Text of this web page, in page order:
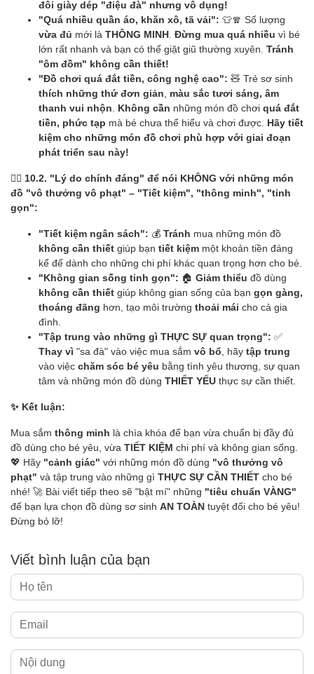
đôi giày dép "điệu đà" nhưng vô dụng!
"Quá nhiều quần áo, khăn xô, tã vải": 👕🧣 Số lượng
vừa đủ mới là THÔNG MINH Đừng mua quá nhiều vì bé
lớn rất nhanh và bạn có thể giặt giũ thường xuyên. Tránh
"ôm đồm" không cần thiết!
"Đồ chơi quá đắt tiền, công nghệ cao": 🧸 Trẻ sơ sinh
thích những thứ đơn giản
màu sắc tươi sáng, âm
thanh vui nhộn
Không cần những món đồ chơi quá đắt
tiền, phức tạp mà bé chưa thể hiểu và chơi được. Hãy tiết
kiệm cho những món đồ chơi phù hợp với giai đoạn
phát triển sau này!
🙅‍♀️ 10.2. "Lý do chính đáng" để nói KHÔNG với những món
đồ "vô thưởng vô phạt" – "Tiết kiệm", "thông minh", "tinh
gọn":
"Tiết kiệm ngân sách": 💰 Tránh mua những món đồ
không cần thiết giúp bạn tiết kiệm một khoản tiền đáng
kể để dành cho những chi phí khác quan trọng hơn cho bé.
"Không gian sống tinh gọn": 🏠 Giảm thiểu đồ dùng
không cần thiết giúp không gian sống của bạn gọn gàng,
thoáng đãng hơn, tạo môi trường thoải mái cho cả gia
đình.
"Tập trung vào những gì THỰC SỰ quan trọng": ✅
Thay vì "sa đà" vào việc mua sắm vô bổ , hãy tập trung
vào việc chăm sóc bé yêu bằng tình yêu thương, sự quan
tâm và những món đồ dùng THIẾT YẾU thực sự cần thiết.
✨ Kết luận:
Mua sắm thông minh là chìa khóa để bạn vừa chuẩn bị đầy đủ
đồ dùng cho bé yêu, vừa TIẾT KIỆM chi phí và không gian sống.
💖 Hãy "cảnh giác" với những món đồ dùng "vô thưởng vô
phạt" và tập trung vào những gì THỰC SỰ CẦN THIẾT cho bé
nhé! 🚀 Bài viết tiếp theo sẽ "bật mí" những "tiêu chuẩn VÀNG"
để bạn lựa chọn đồ dùng sơ sinh AN TOÀN tuyệt đối cho bé yêu!
Đừng bỏ lỡ!
Viết bình luận của bạn